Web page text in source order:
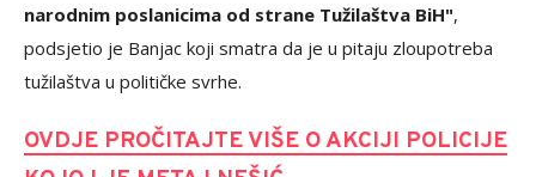
narodnim poslanicima od strane Tužilaštva BiH",
podsjetio je Banjac koji smatra da je u pitaju zloupotreba
tužilaštva u političke svrhe.
OVDJE PROČITAJTE VIŠE O AKCIJI POLICIJE